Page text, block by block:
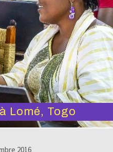
Lomé, Togo
2016